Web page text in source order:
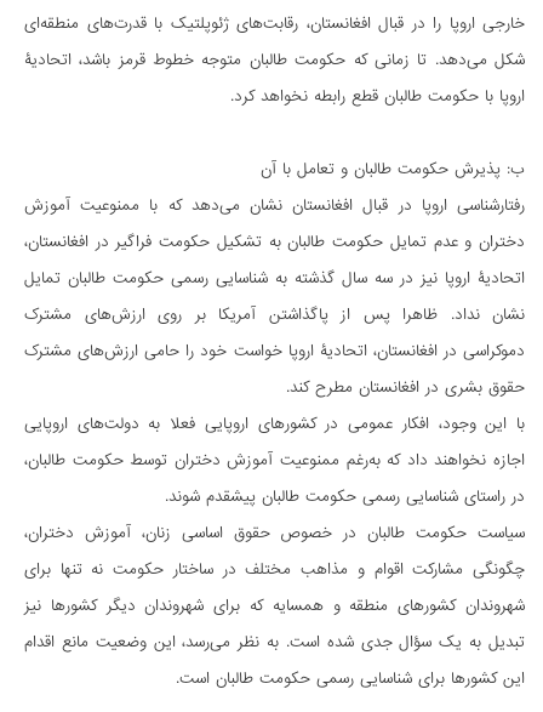
خارجی اروپا را در قبال افغانستان، رقابت‌های ژئوپلتیک با قدرت‌های منطقه‌ای
شکل می‌دهد. تا زمانی که حکومت طالبان متوجه خطوط قرمز باشد، اتحادیۀ
اروپا با حکومت طالبان قطع رابطه نخواهد کرد.
ب: پذیرش حکومت طالبان و تعامل با آن
رفتارشناسی اروپا در قبال افغانستان نشان می‌دهد که با ممنوعیت آموزش
دختران و عدم تمایل حکومت طالبان به تشکیل حکومت فراگیر در افغانستان،
اتحادیۀ اروپا نیز در سه سال گذشته به شناسایی رسمی حکومت طالبان تمایل
نشان نداد. ظاهرا پس از پاگذاشتن آمریکا بر روی ارزش‌های مشترک
دموکراسی در افغانستان، اتحادیۀ اروپا خواست خود را حامی ارزش‌های مشترک
حقوق بشری در افغانستان مطرح کند.
با این‌ وجود، افکار عمومی در کشورهای اروپایی فعلا به دولت‌های اروپایی
اجازه نخواهند داد که به‌رغم ممنوعیت آموزش دختران توسط حکومت طالبان،
در راستای شناسایی رسمی حکومت طالبان پیشقدم شوند.
سیاست حکومت طالبان در خصوص حقوق اساسی زنان، آموزش دختران،
چگونگی مشارکت اقوام و مذاهب مختلف در ساختار حکومت نه تنها برای
شهروندان کشورهای منطقه و همسایه که برای شهروندان دیگر کشورها نیز
تبدیل به یک سؤال جدی شده است. به نظر می‌رسد، این وضعیت مانع اقدام
این کشورها برای شناسایی رسمی حکومت طالبان است.